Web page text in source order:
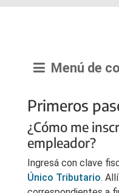
Menú de
Primeros
¿Cómo me
empleador?
Ingresá con clave
Único Tributario.